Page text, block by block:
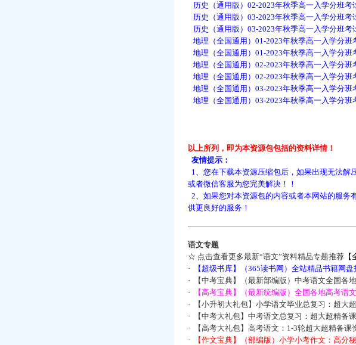
历史（通用版）02-2023年秋季高一入学分班考
历史（通用版）03-2023年秋季高一入学分班考
历史（通用版）03-2023年秋季高一入学分班考
地理（全国通用）01-2023年秋季高一入学分班
地理（全国通用）01-2023年秋季高一入学分班
地理（全国通用）02-2023年秋季高一入学分班
地理（全国通用）02-2023年秋季高一入学分班
地理（全国通用）03-2023年秋季高一入学分班
地理（全国通用）03-2023年秋季高一入学分班
以上所列，即为本资源包包括的资料详情！
友情提示：
1、您在下载本资源压缩包后，如果出现无法解
或者微信客服为您完美解决！！
2、如果您对本资源包的内容或者本网站的服务
供更良好的服务！
语文专题
☆ 点击查看更多最新“语文”资料精品专题推荐【
·
【超级书库】（365读书网）全站精品书籍网
·
【中考宝典】（最新部编版）中考语文全国各
·
【高考宝典】（最新统编版）全国各地高考语
·
【小升初大礼包】小学语文毕业总复习：超大
·
【中考大礼包】中考语文总复习：超大超精备
·
【高考大礼包】高考语文：1-3轮超大超精备课
·
【作文宝典】（部编版）小学小考作文：高分